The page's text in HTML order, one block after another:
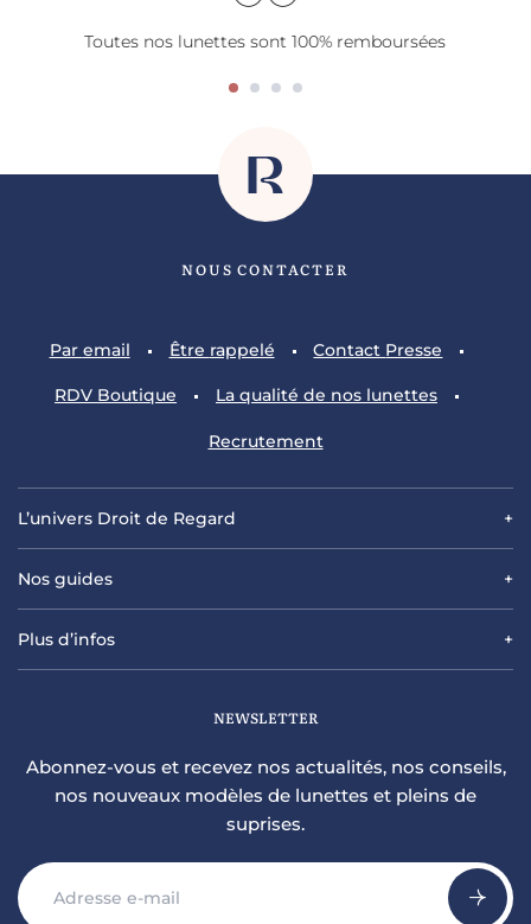
Toutes nos lunettes sont 100% remboursées
NOUS CONTACTER
Par email Être rappelé Contact Presse
RDV Boutique La qualité de nos lunettes
Recrutement
L’univers Droit de Regard
Nos guides
Plus d’infos
NEWSLETTER
Abonnez-vous et recevez nos actualités, nos conseils,
nos nouveaux modèles de lunettes et pleins de
suprises.